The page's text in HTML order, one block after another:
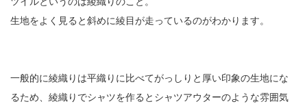
生地をよく見ると斜めに綾目が走っているのがわかります。
一般的に綾織りは平織りに比べてがっしりと厚い印象の生地にな
るため、綾織りでシャツを作るとシャツアウターのような雰囲気